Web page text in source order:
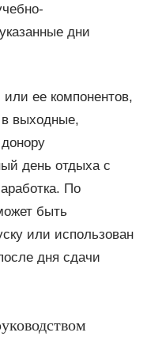
дни
ее компонентов,
выходные,
день отдыха с
По
быть
или использован
дня сдачи